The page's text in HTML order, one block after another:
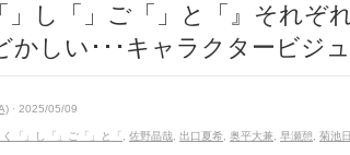
」し「」ご「」と「』それぞ
かしい･･･キャラクタービジュ
· 2025/05/09
く「」し「」ご「」と「 佐野晶哉 出口夏希 奥平大兼 早瀬憩 菊池